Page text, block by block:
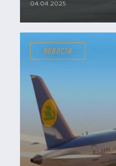
04.04.2025
НОВОСТИ